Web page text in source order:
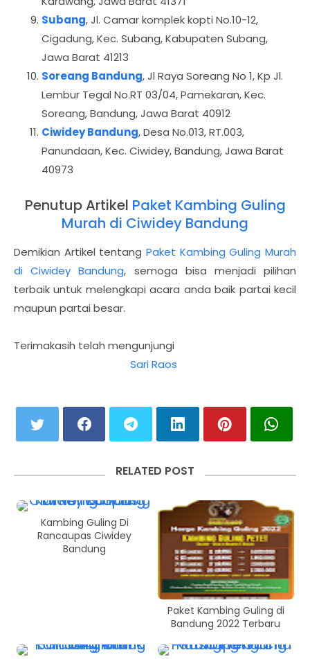
Subang, Jl. Camar komplek kopti No.10-12,
Cigadung, Kec. Subang, Kabupaten Subang,
Jawa Barat 41213
Soreang Bandung, Jl Raya Soreang No 1, Kp Jl.
Lembur Tegal No.RT 03/04, Pamekaran, Kec.
Soreang, Bandung, Jawa Barat 40912
Ciwidey Bandung, Desa No.013, RT.003,
Panundaan, Kec. Ciwidey, Bandung, Jawa Barat
40973
Penutup Artikel Paket Kambing Guling
Murah di Ciwidey Bandung
Demikian Artikel tentang Paket Kambing Guling Murah
di Ciwidey Bandung, semoga bisa menjadi pilihan
terbaik untuk melengkapi acara anda baik partai kecil
maupun partai besar.
Terimakasih telah mengunjungi
Sari Raos
RELATED POST
Kambing Guling Di
Rancaupas Ciwidey
Bandung
Paket Kambing Guling di
Bandung 2022 Terbaru